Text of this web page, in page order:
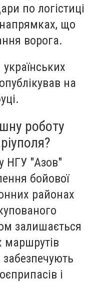
по логістиці
напрямках, що
ворога.
на
роботу
НГУ "Азов"
бойової
районах
залишається
маршрутів
забезпечують
і